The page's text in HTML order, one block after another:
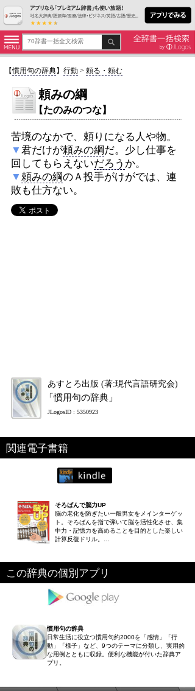
【慣用句の辞典】 行動> 頼る・頼む
頼みの綱
【たのみのつな】
苦境のなかで、頼りになる人や物。
▼ 君だけが頼みの綱だ。少し仕事を
回してもらえないだろう か。
▼ 頼みの綱のＡ投手がけがでは、連
敗も仕方ない。
あすとろ出版 (著:現代言語研究会)
「慣用句の辞典」
JLogosID : 5350923
関連電子書籍
そろばんで脳力UP
脳の老化を防ぎたい一般男女をメインターゲッ
ト。そろばんを指で弾いて脳を活性化させ、集
中力・記憶力を高めることを目的とした楽しい
計算反復ドリル。…
この辞典の個別アプリ
慣用句の辞典
日常生活に役立つ慣用句約2000を「感情」「行
動」「様子」など、9つのテーマに分類し、実用的
な用例とともに収録。便利な機能が付いた辞典ア
プリ。